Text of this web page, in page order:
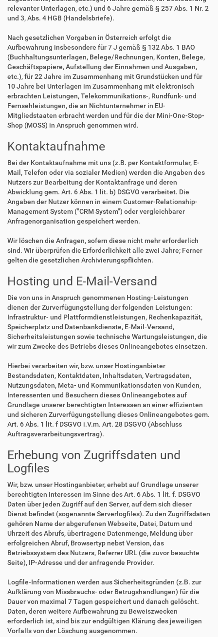
relevanter Unterlagen, etc.) und 6 Jahre gemäß § 257 Abs. 1 Nr. 2
und 3, Abs. 4 HGB (Handelsbriefe).
Nach gesetzlichen Vorgaben in Österreich erfolgt die
Aufbewahrung insbesondere für 7 J gemäß § 132 Abs. 1 BAO
(Buchhaltungsunterlagen, Belege/Rechnungen, Konten, Belege,
Geschäftspapiere, Aufstellung der Einnahmen und Ausgaben,
etc.), für 22 Jahre im Zusammenhang mit Grundstücken und für
10 Jahre bei Unterlagen im Zusammenhang mit elektronisch
erbrachten Leistungen, Telekommunikations-, Rundfunk- und
Fernsehleistungen, die an Nichtunternehmer in EU-
Mitgliedstaaten erbracht werden und für die der Mini-One-Stop-
Shop (MOSS) in Anspruch genommen wird.
Kontaktaufnahme
Bei der Kontaktaufnahme mit uns (z.B. per Kontaktformular, E-
Mail, Telefon oder via sozialer Medien) werden die Angaben des
Nutzers zur Bearbeitung der Kontaktanfrage und deren
Abwicklung gem. Art. 6 Abs. 1 lit. b) DSGVO verarbeitet. Die
Angaben der Nutzer können in einem Customer-Relationship-
Management System ("CRM System") oder vergleichbarer
Anfragenorganisation gespeichert werden.
Wir löschen die Anfragen, sofern diese nicht mehr erforderlich
sind. Wir überprüfen die Erforderlichkeit alle zwei Jahre; Ferner
gelten die gesetzlichen Archivierungspflichten.
Hosting und E-Mail-Versand
Die von uns in Anspruch genommenen Hosting-Leistungen
dienen der Zurverfügungstellung der folgenden Leistungen:
Infrastruktur- und Plattformdienstleistungen, Rechenkapazität,
Speicherplatz und Datenbankdienste, E-Mail-Versand,
Sicherheitsleistungen sowie technische Wartungsleistungen, die
wir zum Zwecke des Betriebs dieses Onlineangebotes einsetzen.
Hierbei verarbeiten wir, bzw. unser Hostinganbieter
Bestandsdaten, Kontaktdaten, Inhaltsdaten, Vertragsdaten,
Nutzungsdaten, Meta- und Kommunikationsdaten von Kunden,
Interessenten und Besuchern dieses Onlineangebotes auf
Grundlage unserer berechtigten Interessen an einer effizienten
und sicheren Zurverfügungstellung dieses Onlineangebotes gem.
Art. 6 Abs. 1 lit. f DSGVO i.V.m. Art. 28 DSGVO (Abschluss
Auftragsverarbeitungsvertrag).
Erhebung von Zugriffsdaten und
Logfiles
Wir, bzw. unser Hostinganbieter, erhebt auf Grundlage unserer
berechtigten Interessen im Sinne des Art. 6 Abs. 1 lit. f. DSGVO
Daten über jeden Zugriff auf den Server, auf dem sich dieser
Dienst befindet (sogenannte Serverlogfiles). Zu den Zugriffsdaten
gehören Name der abgerufenen Webseite, Datei, Datum und
Uhrzeit des Abrufs, übertragene Datenmenge, Meldung über
erfolgreichen Abruf, Browsertyp nebst Version, das
Betriebssystem des Nutzers, Referrer URL (die zuvor besuchte
Seite), IP-Adresse und der anfragende Provider.
Logfile-Informationen werden aus Sicherheitsgründen (z.B. zur
Aufklärung von Missbrauchs- oder Betrugshandlungen) für die
Dauer von maximal 7 Tagen gespeichert und danach gelöscht.
Daten, deren weitere Aufbewahrung zu Beweiszwecken
erforderlich ist, sind bis zur endgültigen Klärung des jeweiligen
Vorfalls von der Löschung ausgenommen.